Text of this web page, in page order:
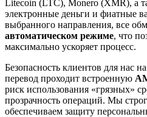
Litecoin (LTC), Monero (XMR), а
электронные деньги и фиатные
выбранного направления, все
автоматическом режиме, что
максимально ускоряет процесс.
Безопасность клиентов для нас
перевод проходит встроенную
риск использования «грязных»
прозрачность операций. Мы
обеспечиваем защиту